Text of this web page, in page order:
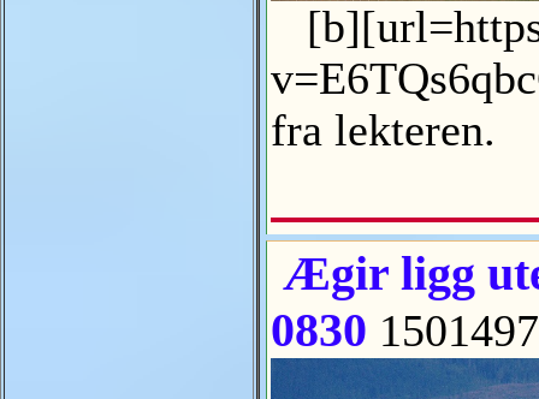
fra lekteren.
Ægir ligg
0830